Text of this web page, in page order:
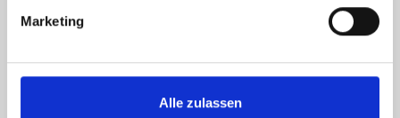
Marketing
Alle zulassen
Käufer finden
Umgebung? Tragen Sie die wichtigsten